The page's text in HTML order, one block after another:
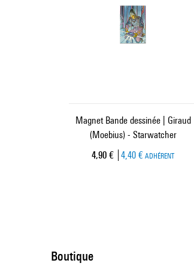
Magnet Bande dessinée | Giraud
(Moebius) - Starwatcher
Prix ​​actuel
4,90 € 4,40 € ADHÉRENT
Boutique